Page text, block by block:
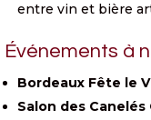
entre vin et bière
Événements à
Bordeaux Fête le
Salon des